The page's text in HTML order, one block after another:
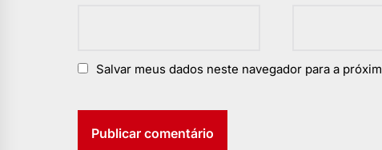
Salvar meus dados neste navegador para a